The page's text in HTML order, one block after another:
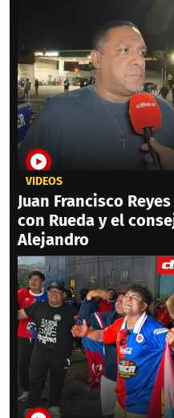
VIDEOS
Juan Francisco
con Rueda y el
Alejandro